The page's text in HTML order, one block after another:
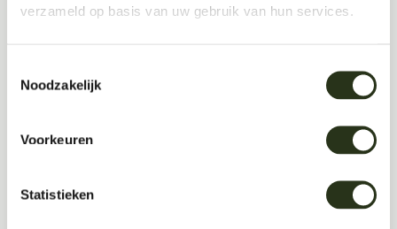
verzameld op basis van uw gebruik van hun services.
Noodzakelijk
Voorkeuren
Statistieken